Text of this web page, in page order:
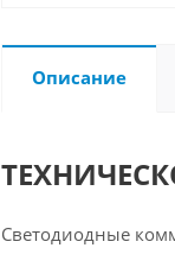
Описание
Светодиодные